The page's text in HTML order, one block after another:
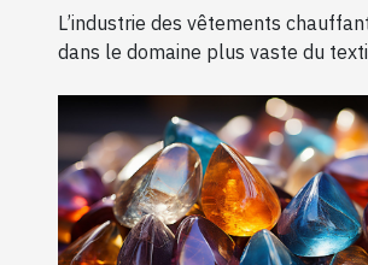
L’industrie des vêtements
dans le domaine plus vaste du